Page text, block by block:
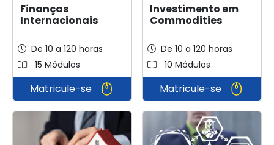
Finanças
Internacionais
De 10 a 120 horas
15 Módulos
Matricule-se
Investimento em
Commodities
De 10 a 120 horas
10 Módulos
Matricule-se